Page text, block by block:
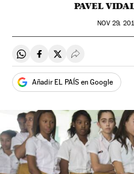
PAVEL
NOV 29,
Compartir en Whatsapp
Compartir en Facebook
Compartir en
Desplegar
Añadir EL PAÍS en Google